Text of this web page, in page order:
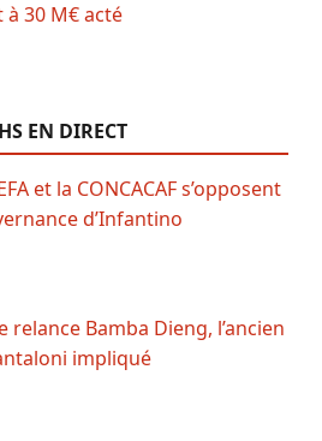
30 M€ acté
EN DIRECT
et la CONCACAF s’opposent
d’Infantino
relance Bamba Dieng, l’ancien
impliqué